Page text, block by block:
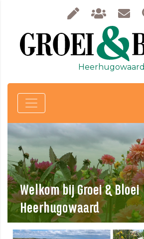
Heerhugowaard
Welkom bij Groei & Bloei
Heerhugowaard